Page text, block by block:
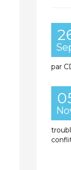
par